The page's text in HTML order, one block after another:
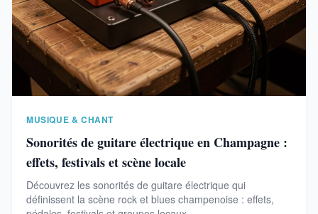
MUSIQUE & CHANT
Sonorités de guitare électrique en Champagne :
effets, festivals et scène locale
Découvrez les sonorités de guitare électrique qui
définissent la scène rock et blues champenoise : effets,